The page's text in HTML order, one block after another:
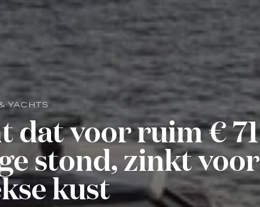
YACHTS
voor ruim € 71
stond, zinkt voor
kust